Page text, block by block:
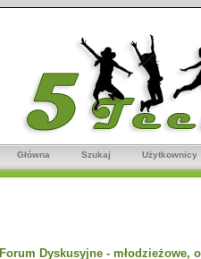
Główna Szukaj Użytkownicy
Forum Dyskusyjne - młodzieżowe,